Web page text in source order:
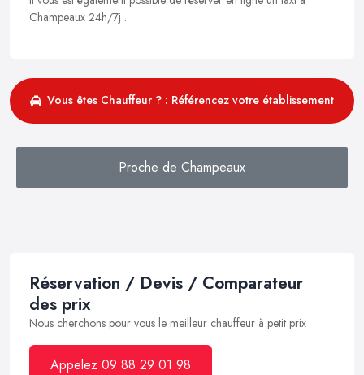
Champeaux 24h/7j .
Vous êtes Chauffeur ? : Référencez votre établissement
Proche de Champeaux
Réservation / Devis / Comparateur
des prix
Nous cherchons pour vous le meilleur chauffeur à petit prix
Appelez 09 88 29 01 98